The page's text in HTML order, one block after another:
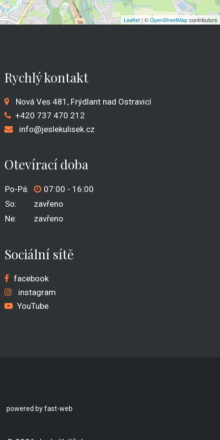
Leaflet | ©OpenStreetMapcontributors
Rychlý kontakt
Nová Ves 481, Frýdlant nad Ostravicí
+420 737 470 212
info@jeslekulisek.cz
Otevírací doba
Po-Pá:
07:00 - 16:00
So:
zavřeno
Ne:
zavřeno
Sociální sítě
facebook
instagram
YouTube
powered by fast-web